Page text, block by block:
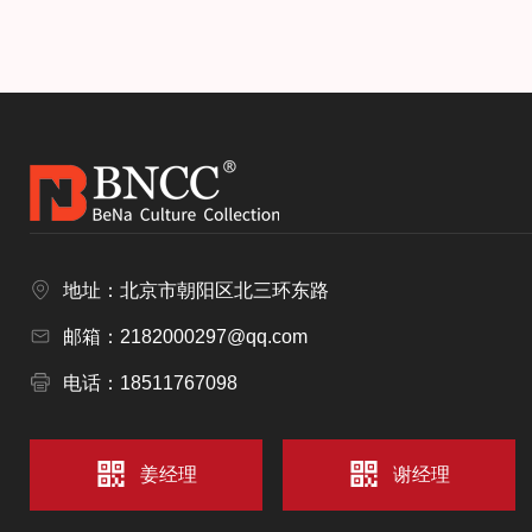
地址：北京市朝阳区北三环东路
邮箱：2182000297@qq.com
电话：18511767098
姜经理 谢经理